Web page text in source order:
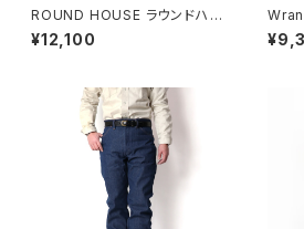
ROUND HOUSE ラウンドハウ
ス #101 デニム ストレート ペイ
ンターパンツ
¥12,100
R カ
ッシュ